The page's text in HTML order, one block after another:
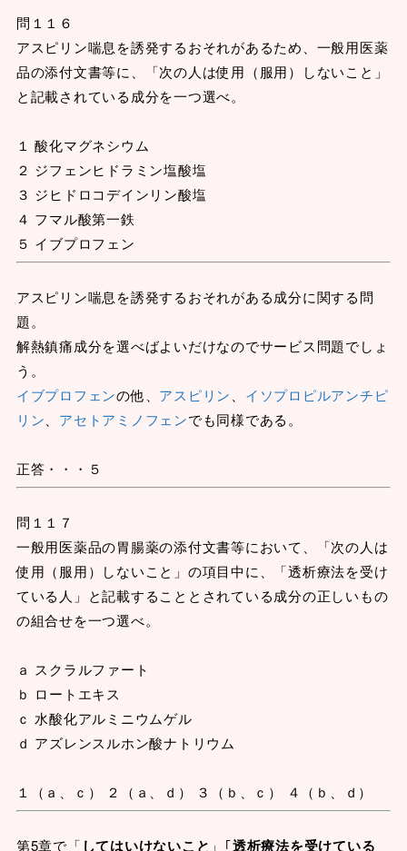
問１１６
アスピリン喘息を誘発するおそれがあるため、一般用医薬
品の添付文書等に、「次の人は使用（服用）しないこと」
と記載されている成分を一つ選べ。
１ 酸化マグネシウム
２ ジフェンヒドラミン塩酸塩
３ ジヒドロコデインリン酸塩
４ フマル酸第一鉄
５ イブプロフェン
アスピリン喘息を誘発するおそれがある成分に関する問
題。
解熱鎮痛成分を選べばよいだけなのでサービス問題でしょ
う。
イブプロフェンの他、 アスピリン
イソプロピルアンチピ
リン
アセトアミノフェンでも同様である。
正答・・・５
問１１７
一般用医薬品の胃腸薬の添付文書等において、「次の人は
使用（服用）しないこと」の項目中に、「透析療法を受け
ている人」と記載することとされている成分の正しいもの
の組合せを一つ選べ。
ａ スクラルファート
ｂ ロートエキス
ｃ 水酸化アルミニウムゲル
ｄ アズレンスルホン酸ナトリウム
１（ａ、ｃ） ２（ａ、ｄ） ３（ｂ、ｃ） ４（ｂ、ｄ）
第5章で「 してはいけないこと 」｢透析療法を受けている